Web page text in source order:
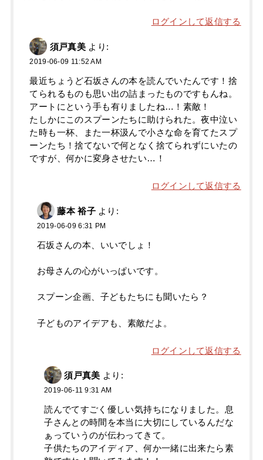
ログインして返信する
須戸真美 より:
2019-06-09 11:52 AM
最近ちょうど石坂さんの本を読んでいたんです！捨
てられるものも思い出の詰まったものですもんね。
アートにという手も有りましたね…！素敵！
たしかにこのスプーンたちに助けられた。夜中泣い
た時も一杯、また一杯汲んで小さな命を育てたスプ
ーンたち！捨てないで何となく捨てられずにいたの
ですが、何かに変身させたい…！
ログインして返信する
藤本 裕子 より:
2019-06-09 6:31 PM
石坂さんの本、いいでしょ！
お母さんの心がいっぱいです。
スプーン企画、子どもたちにも聞いたら？
子どものアイデアも、素敵だよ。
ログインして返信する
須戸真美 より:
2019-06-11 9:31 AM
読んでてすごく優しい気持ちになりました。息
子さんとの時間を本当に大切にしているんだな
ぁっていうのが伝わってきて。
子供たちのアイディア、何か一緒に出来たら素